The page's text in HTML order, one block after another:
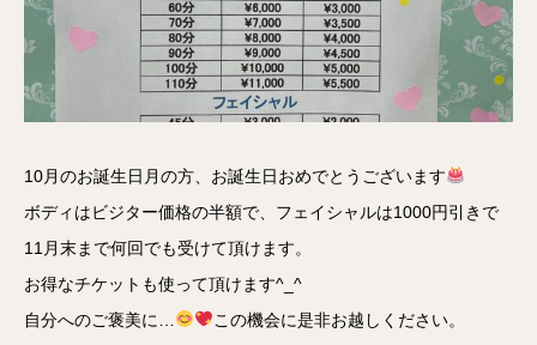
10月のお誕生日月の方、お誕生日おめでとうございます
ボディはビジター価格の半額で、フェイシャルは1000円引きで
11月末まで何回でも受けて頂けます。
お得なチケットも使って頂けます^_^
自分へのご褒美に…
この機会に是非お越しください。